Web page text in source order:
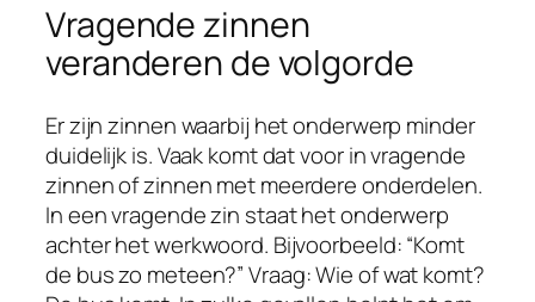
Vragende zinnen
veranderen de volgorde
Er zijn zinnen waarbij het onderwerp minder
duidelijk is. Vaak komt dat voor in vragende
zinnen of zinnen met meerdere onderdelen.
In een vragende zin staat het onderwerp
achter het werkwoord. Bijvoorbeeld: “Komt
de bus zo meteen?” Vraag: Wie of wat komt?